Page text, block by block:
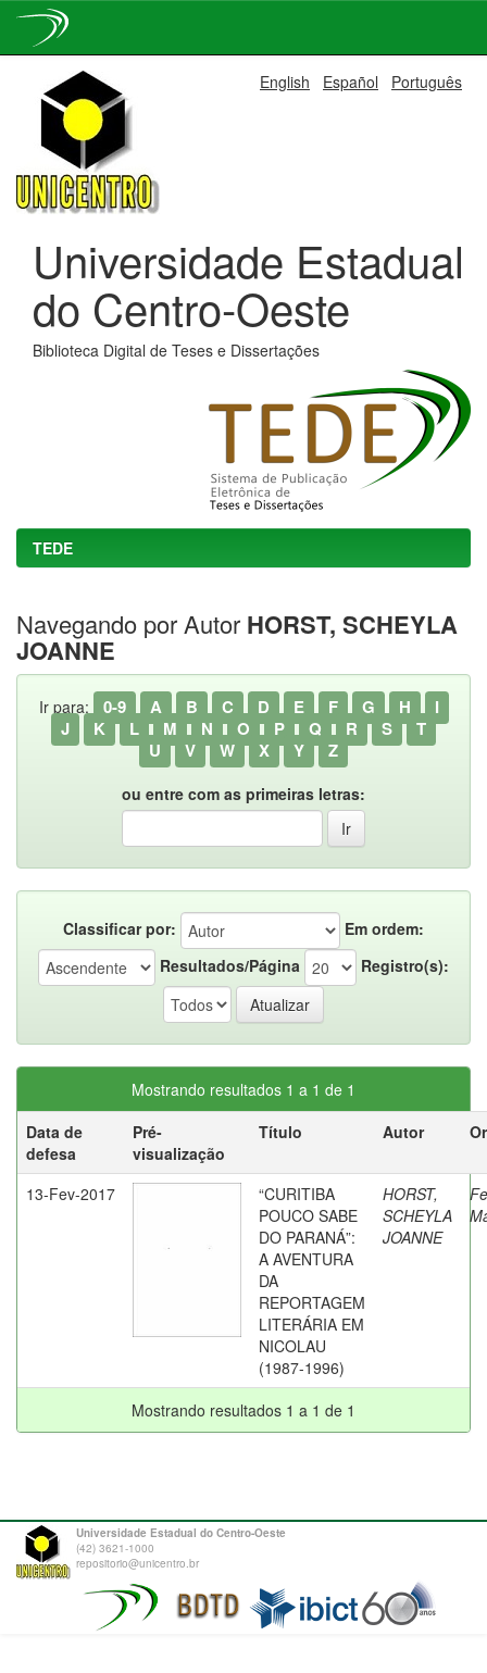
navigation
English Español Português
Universidade Estadual
do Centro-Oeste
Biblioteca Digital de Teses e Dissertações
TEDE
Navegando por Autor HORST, SCHEYLA
JOANNE
Ir para: 0-9 A B C D E F G H
I
J
K L M N O P Q R S
T
U
V W X Y Z
ou entre com as primeiras letras:
Classificar por:
Em ordem:
Resultados/Página
Registro(s):
Mostrando resultados 1 a 1 de 1
Data de
defesa
Pré-
visualização
Título Autor
13-Fev-2017
“CURITIBA
POUCO SABE
DO PARANÁ”:
A AVENTURA
DA
REPORTAGEM
LITERÁRIA EM
NICOLAU
(1987-1996)
HORST,
SCHEYLA
JOANNE
Mostrando resultados 1 a 1 de 1
Universidade Estadual do Centro-Oeste
(42) 3621-1000
repositorio@unicentro.br